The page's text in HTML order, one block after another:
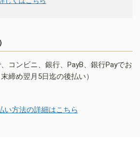
コンビニ、銀行、PayB、銀行Payでお
締め翌月5日迄の後払い）
い方法の詳細はこちら